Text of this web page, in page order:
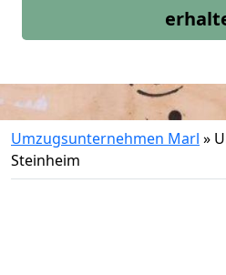
Umzugsunternehmen Marl »
Steinheim